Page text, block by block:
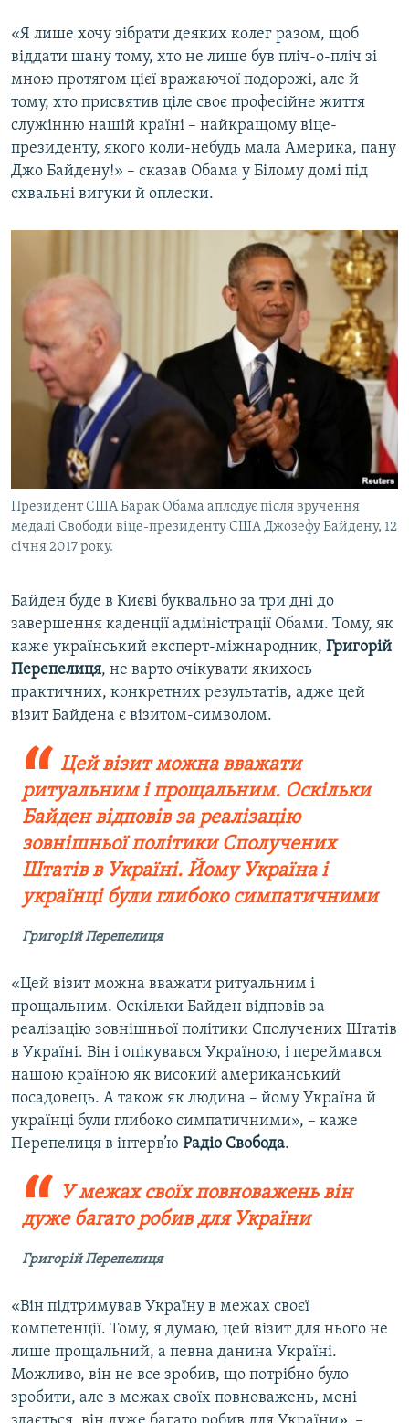
«Я лише хочу зібрати деяких колег разом, щоб
віддати шану тому, хто не лише був пліч-о-пліч зі
мною протягом цієї вражаючої подорожі, але й
тому, хто присвятив ціле своє професійне життя
служінню нашій країні – найкращому віце-
президенту, якого коли-небудь мала Америка, пану
Джо Байдену!» – сказав Обама у Білому домі під
схвальні вигуки й оплески.
Президент США Барак Обама аплодує після вручення
медалі Свободи віце-президенту США Джозефу Байдену, 12
січня 2017 року.
Байден буде в Києві буквально за три дні до
завершення каденції адміністрації Обами. Тому, як
каже український експерт-міжнародник, Григорій
Перепелиця, не варто очікувати якихось
практичних, конкретних результатів, адже цей
візит Байдена є візитом-символом.
Цей візит можна вважати
ритуальним і прощальним. Оскільки
Байден відповів за реалізацію
зовнішньої політики Сполучених
Штатів в Україні. Йому Україна і
українці були глибоко симпатичними
Григорій Перепелиця
«Цей візит можна вважати ритуальним і
прощальним. Оскільки Байден відповів за
реалізацію зовнішньої політики Сполучених Штатів
в Україні. Він і опікувався Україною, і переймався
нашою країною як високий американський
посадовець. А також як людина – йому Україна й
українці були глибоко симпатичними», – каже
Перепелиця в інтерв’ю Радіо Свобода.
У межах своїх повноважень він
дуже багато робив для України
Григорій Перепелиця
«Він підтримував Україну в межах своєї
компетенції. Тому, я думаю, цей візит для нього не
лише прощальний, а певна данина Україні.
Можливо, він не все зробив, що потрібно було
зробити, але в межах своїх повноважень, мені